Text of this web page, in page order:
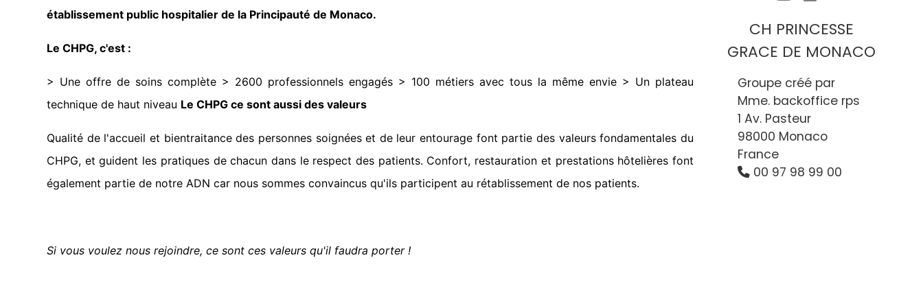
établissement public hospitalier de la Principauté de Monaco.
Le CHPG, c'est :
> Une offre de soins complète > 2600 professionnels engagés > 100 métiers avec tous la même envie > Un plateau
technique de haut niveau Le CHPG ce sont aussi des valeurs
Qualité de l'accueil et bientraitance des personnes soignées et de leur entourage font partie des valeurs fondamentales du
CHPG, et guident les pratiques de chacun dans le respect des patients. Confort, restauration et prestations hôtelières font
également partie de notre ADN car nous sommes convaincus qu'ils participent au rétablissement de nos patients.
Si vous voulez nous rejoindre, ce sont ces valeurs qu'il faudra porter !
CH PRINCESSE
GRACE DE MONACO
Groupe créé par
Mme. backoffice rps
1 Av. Pasteur
98000 Monaco
France
00 97 98 99 00